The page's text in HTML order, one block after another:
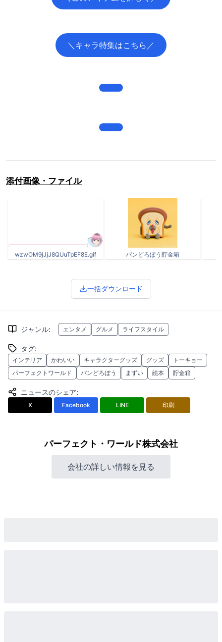
＼キャラ特集はこちら／
添付画像・ファイル
wzwOM9jJjJ8QUuTpEF8E.gif パンどろぼう貯金箱
一括ダウンロード
ジャンル: エンタメ グルメ ライフスタイル
タグ:
インテリア かわいい キャラクターグッズ グッズ
トーキョー
パーフェクトワールド
パンどろぼう まずい 絵本 貯金箱
ニュースのシェア:
X Facebook LINE 印刷
パーフェクト・ワールド株式会社
会社の詳しい情報を見る